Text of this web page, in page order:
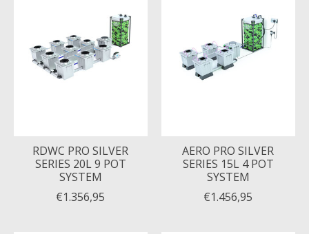
RDWC PRO SILVER
SERIES 20L 9 POT
SYSTEM
€1.356,95
AERO PRO SILVER
SERIES 15L 4 POT
SYSTEM
€1.456,95